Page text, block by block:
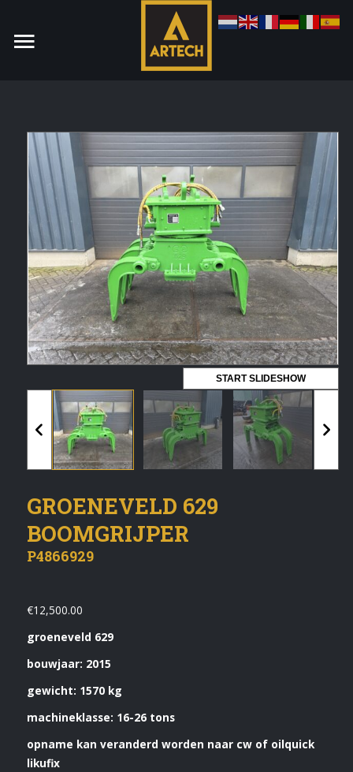
Monteur
Allround CNC Verspaner
Spare parts manager
januari 2023
Vacatures
Login
Vermeldingen feed
WordPress.org
Verkoop
Contact Opnemen
START SLIDESHOW
GROENEVELD 629
BOOMGRIJPER
P4866929
€12,500.00
groeneveld 629
bouwjaar: 2015
gewicht: 1570 kg
machineklasse: 16-26 tons
opname kan veranderd worden naar cw of oilquick
likufix